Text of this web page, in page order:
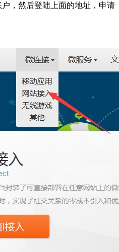
，然后登陆上面的地址，申请